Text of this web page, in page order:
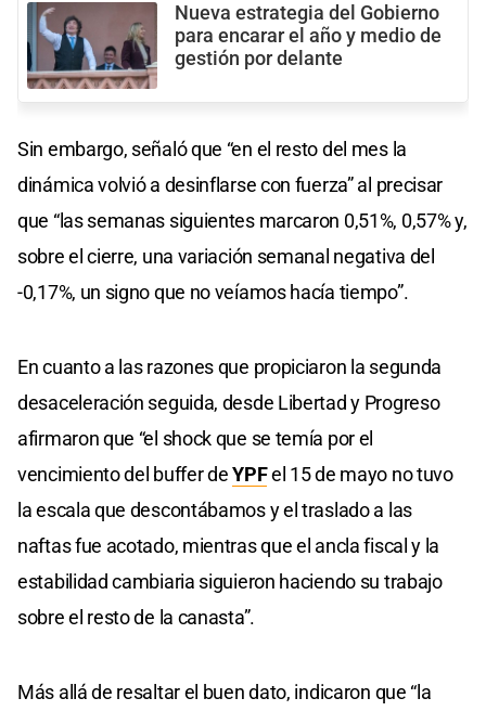
Nueva estrategia del Gobierno
para encarar el año y medio de
gestión por delante
Sin embargo, señaló que “en el resto del mes la
dinámica volvió a desinflarse con fuerza” al precisar
que “las semanas siguientes marcaron 0,51%, 0,57% y,
sobre el cierre, una variación semanal negativa del
-0,17%, un signo que no veíamos hacía tiempo”.
En cuanto a las razones que propiciaron la segunda
desaceleración seguida, desde Libertad y Progreso
afirmaron que “el shock que se temía por el
vencimiento del buffer deYPFel 15 de mayo no tuvo
la escala que descontábamos y el traslado a las
naftas fue acotado, mientras que el ancla fiscal y la
estabilidad cambiaria siguieron haciendo su trabajo
sobre el resto de la canasta”.
Más allá de resaltar el buen dato, indicaron que “la